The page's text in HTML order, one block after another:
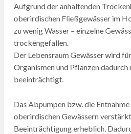
Aufgrund der anhaltenden
oberirdischen Fließgewässer im
zu wenig Wasser – einzelne
trockengefallen.
Der Lebensraum Gewässer wird
Organismen und Pflanzen dadurch
beeinträchtigt.
Das Abpumpen bzw. die Entnahme
oberirdischen Gewässern
Beeinträchtigung erheblich.